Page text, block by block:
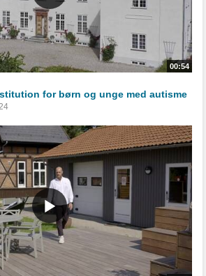
00:54
for børn og unge med autisme